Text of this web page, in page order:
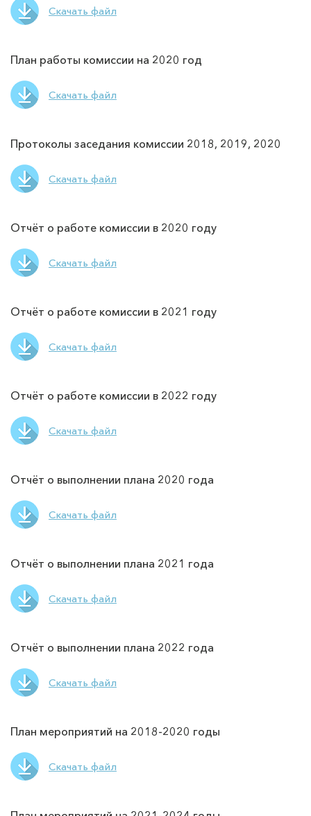
Скачать файл
План работы комиссии на 2020 год
Скачать файл
Протоколы заседания комиссии 2018, 2019, 2020
Скачать файл
Отчёт о работе комиссии в 2020 году
Скачать файл
Отчёт о работе комиссии в 2021 году
Скачать файл
Отчёт о работе комиссии в 2022 году
Скачать файл
Отчёт о выполнении плана 2020 года
Скачать файл
Отчёт о выполнении плана 2021 года
Скачать файл
Отчёт о выполнении плана 2022 года
Скачать файл
План мероприятий на 2018-2020 годы
Скачать файл